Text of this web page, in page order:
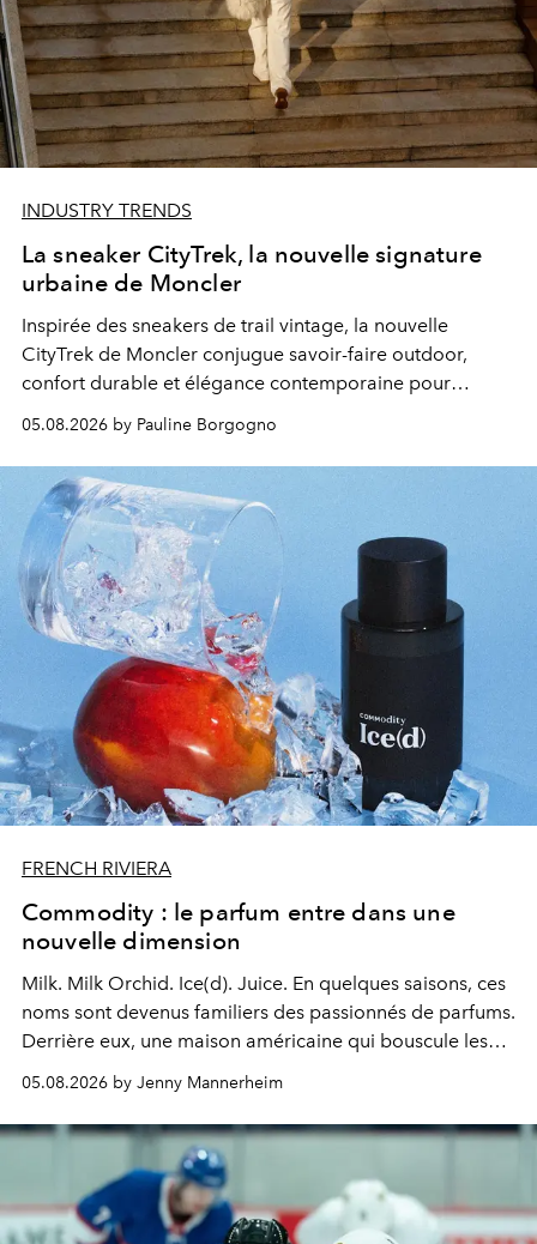
INDUSTRY TRENDS
La sneaker CityTrek, la nouvelle signature
urbaine de Moncler
Inspirée des sneakers de trail vintage, la nouvelle
CityTrek de Moncler conjugue savoir-faire outdoor,
confort durable et élégance contemporaine pour
05.08.2026 by Pauline Borgogno
FRENCH RIVIERA
Commodity : le parfum entre dans une
nouvelle dimension
Milk. Milk Orchid. Ice(d). Juice. En quelques saisons, ces
noms sont devenus familiers des passionnés de parfums.
Derrière eux, une maison américaine qui bouscule les
une approche aussi intuitive que personnelle :
Commodity.
05.08.2026 by Jenny Mannerheim